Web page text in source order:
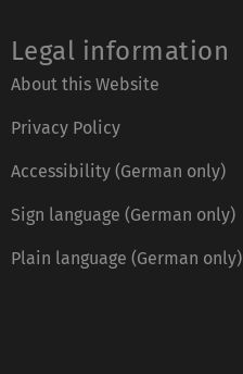
Legal information
About this Website
Privacy Policy
Accessibility (German only)
Sign language (German only)
Plain language (German only)